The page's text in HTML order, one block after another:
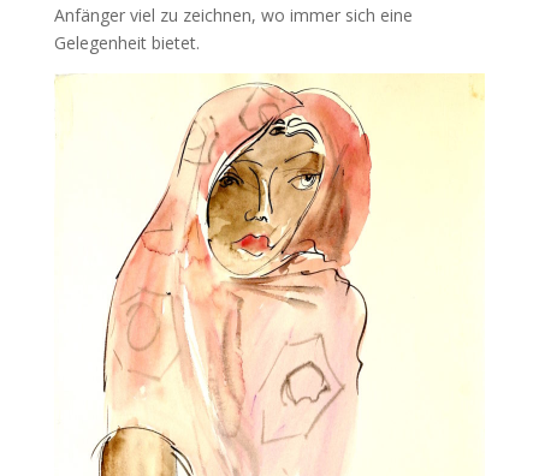
Anfänger viel zu zeichnen, wo immer sich eine
Gelegenheit bietet.